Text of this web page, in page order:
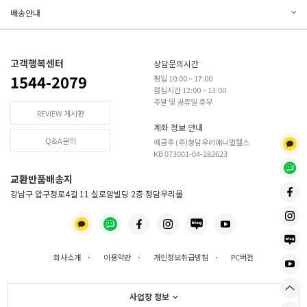
배송안내
고객행복센터
1544-2079
REVIEW 게시판
Q&A문의
상담문의시간
평일 10:00 ~ 17:00
점심시간 12:00 ~ 13:00
주말 및 공휴일 휴무
계좌 정보 안내
예금주 (주)청담우리애니멀헬스
KB 073001-04-282623
교환반품배송지
강남구 압구정로4길 11 실로암빌딩 2층 청담우리몰
회사소개 · 이용약관 · 개인정보취급방침 · PC버전
사업장 정보